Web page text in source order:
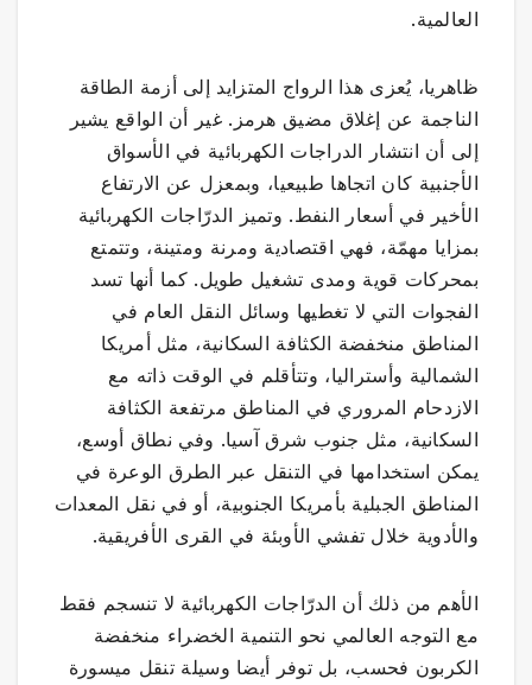
العالمية.
ظاهريا، يُعزى هذا الرواج المتزايد إلى أزمة الطاقة
الناجمة عن إغلاق مضيق هرمز. غير أن الواقع يشير
إلى أن انتشار الدراجات الكهربائية في الأسواق
الأجنبية كان اتجاها طبيعيا، وبمعزل عن الارتفاع
الأخير في أسعار النفط. وتميز الدرّاجات الكهربائية
بمزايا مهمّة، فهي اقتصادية ومرنة ومتينة، وتتمتع
بمحركات قوية ومدى تشغيل طويل. كما أنها تسد
الفجوات التي لا تغطيها وسائل النقل العام في
المناطق منخفضة الكثافة السكانية، مثل أمريكا
الشمالية وأستراليا، وتتأقلم في الوقت ذاته مع
الازدحام المروري في المناطق مرتفعة الكثافة
السكانية، مثل جنوب شرق آسيا. وفي نطاق أوسع،
يمكن استخدامها في التنقل عبر الطرق الوعرة في
المناطق الجبلية بأمريكا الجنوبية، أو في نقل المعدات
والأدوية خلال تفشي الأوبئة في القرى الأفريقية.
الأهم من ذلك أن الدرّاجات الكهربائية لا تنسجم فقط
مع التوجه العالمي نحو التنمية الخضراء منخفضة
الكربون فحسب، بل توفر أيضا وسيلة تنقل ميسورة